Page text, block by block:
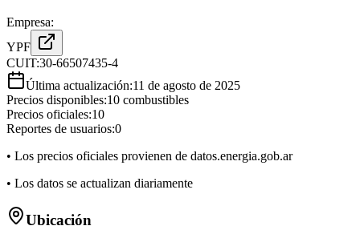
Empresa:
YPF
CUIT:30-66507435-4
Última actualización:11 de agosto de 2025
Precios disponibles:10 combustibles
Precios oficiales:10
Reportes de usuarios:0
• Los precios oficiales provienen de datos.energia.gob.ar
• Los datos se actualizan diariamente
Ubicación